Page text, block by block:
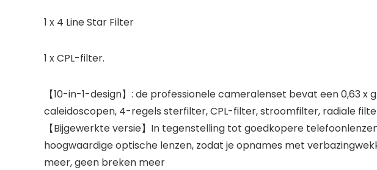
1 x 4 Line Star Filter
1 x CPL-filter.
【10-in-1-design】: de professionele cameralenset bevat een 0,63
caleidoscopen, 4-regels sterfilter, CPL-filter, stroomfilter, radiale
【Bijgewerkte versie】In tegenstelling tot goedkopere
hoogwaardige optische lenzen, zodat je opnames met
meer, geen breken meer